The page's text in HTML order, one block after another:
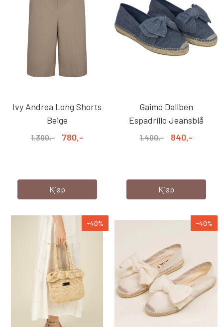
Ivy Andrea Long Shorts
Beige
1.300,- 780,-
Kjøp
Gaimo Dallben
Espadrillo Jeansblå
1.400,- 840,-
Kjøp
-40% -40%